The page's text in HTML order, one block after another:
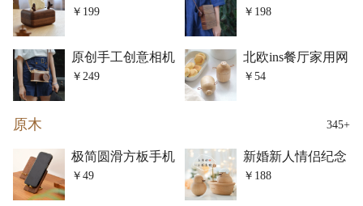
纸巾盒
￥199
烟盒牛皮绳单肩斜
￥198
原创手工创意相机
造型斜挎单肩小包
￥249
北欧ins餐厅家用网
红小猪牙签筒
￥54
345+
原木
极简圆滑方板手机
支架
￥49
新婚新人情侣纪念
摆件
￥188